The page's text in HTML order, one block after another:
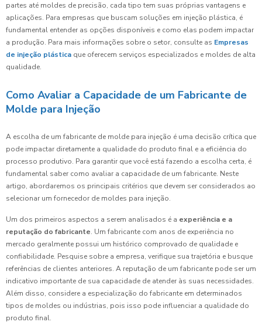
partes até moldes de precisão, cada tipo tem suas próprias vantagens e
aplicações. Para empresas que buscam soluções em injeção plástica, é
fundamental entender as opções disponíveis e como elas podem impactar
a produção. Para mais informações sobre o setor, consulte as Empresas
de injeção plástica que oferecem serviços especializados e moldes de alta
qualidade.
Como Avaliar a Capacidade de um Fabricante de
Molde para Injeção
A escolha de um fabricante de molde para injeção é uma decisão crítica que
pode impactar diretamente a qualidade do produto final e a eficiência do
processo produtivo. Para garantir que você está fazendo a escolha certa, é
fundamental saber como avaliar a capacidade de um fabricante. Neste
artigo, abordaremos os principais critérios que devem ser considerados ao
selecionar um fornecedor de moldes para injeção.
Um dos primeiros aspectos a serem analisados é a experiência e a
reputação do fabricante. Um fabricante com anos de experiência no
mercado geralmente possui um histórico comprovado de qualidade e
confiabilidade. Pesquise sobre a empresa, verifique sua trajetória e busque
referências de clientes anteriores. A reputação de um fabricante pode ser um
indicativo importante de sua capacidade de atender às suas necessidades.
Além disso, considere a especialização do fabricante em determinados
tipos de moldes ou indústrias, pois isso pode influenciar a qualidade do
produto final.